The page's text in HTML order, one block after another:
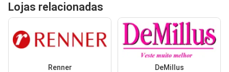
Lojas relacionadas
Renner DeMillus